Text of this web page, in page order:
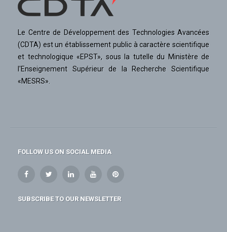
Le Centre de Développement des Technologies Avancées
(CDTA) est un établissement public à caractère scientifique
et technologique «EPST», sous la tutelle du Ministère de
l'Enseignement Supérieur de la Recherche Scientifique
«MESRS».
FOLLOW US ON SOCIAL MEDIA
SUBSCRIBE TO OUR NEWSLETTER